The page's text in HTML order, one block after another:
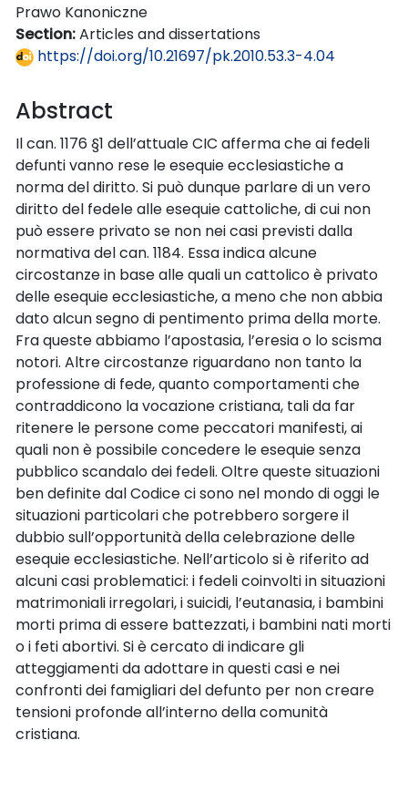
Prawo Kanoniczne
Section:Articles and dissertations
https://doi.org/10.21697/pk.2010.53.3-4.04
Abstract
Il can. 1176 §1 dell’attuale CIC afferma che ai fedeli
defunti vanno rese le esequie ecclesiastiche a
norma del diritto. Si può dunque parlare di un vero
diritto del fedele alle esequie cattoliche, di cui non
può essere privato se non nei casi previsti dalla
normativa del can. 1184. Essa indica alcune
circostanze in base alle quali un cattolico è privato
delle esequie ecclesiastiche, a meno che non abbia
dato alcun segno di pentimento prima della morte.
Fra queste abbiamo l’apostasia, l’eresia o lo scisma
notori. Altre circostanze riguardano non tanto la
professione di fede, quanto comportamenti che
contraddicono la vocazione cristiana, tali da far
ritenere le persone come peccatori manifesti, ai
quali non è possibile concedere le esequie senza
pubblico scandalo dei fedeli. Oltre queste situazioni
ben definite dal Codice ci sono nel mondo di oggi le
situazioni particolari che potrebbero sorgere il
dubbio sull’opportunità della celebrazione delle
esequie ecclesiastiche. Nell’articolo si è riferito ad
alcuni casi problematici: i fedeli coinvolti in situazioni
matrimoniali irregolari, i suicidi, l’eutanasia, i bambini
morti prima di essere battezzati, i bambini nati morti
o i feti abortivi. Si è cercato di indicare gli
atteggiamenti da adottare in questi casi e nei
confronti dei famigliari del defunto per non creare
tensioni profonde all’interno della comunità
cristiana.